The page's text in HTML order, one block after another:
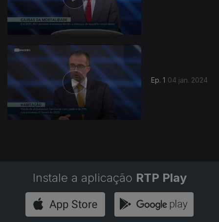
Ep. 1 04 jan. 2024
739231
Instale a aplicação RTP Play